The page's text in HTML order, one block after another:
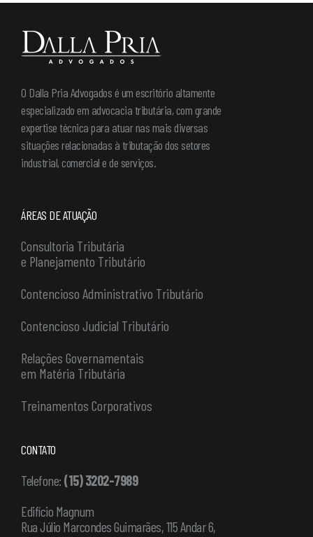
O Dalla Pria Advogados é um escritório altamente
especializado em advocacia tributária, com grande
expertise técnica para atuar nas mais diversas
situações relacionadas à tributação dos setores
industrial, comercial e de serviços.
ÁREAS DE ATUAÇÃO
Consultoria Tributária
e Planejamento Tributário
Contencioso Administrativo Tributário
Contencioso Judicial Tributário
Relações Governamentais
em Matéria Tributária
Treinamentos Corporativos
CONTATO
Telefone: (15) 3202-7989
Edifício Magnum
Rua Júlio Marcondes Guimarães, 115 Andar 6,